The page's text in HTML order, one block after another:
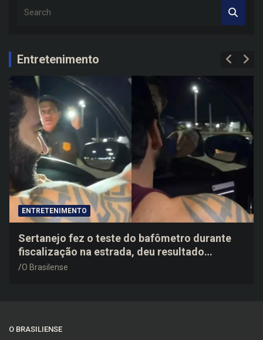
c
h
Entretenimento
ENTRETENIMENTO
Sertanejo fez o teste do bafômetro durante
fiscalização na estrada, deu resultado
negativo e elogiou o trabalho dos agentes de
O Brasilense
O BRASILIENSE